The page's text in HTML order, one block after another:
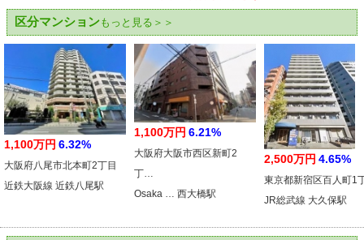
区分マンションもっと見る＞＞
1,100万円 6.32%
大阪府八尾市北本町2丁目
近鉄大阪線 近鉄八尾駅
1,100万円 6.21%
大阪府大阪市西区新町2
丁…
Osaka … 西大橋駅
2,500万円 4.65%
東京都新宿区百人町1
JR総武線 大久保駅